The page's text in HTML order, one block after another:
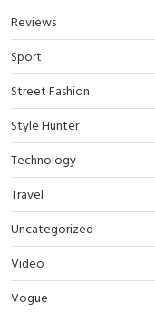
Reviews
Sport
Street Fashion
Style Hunter
Technology
Travel
Uncategorized
Video
Vogue